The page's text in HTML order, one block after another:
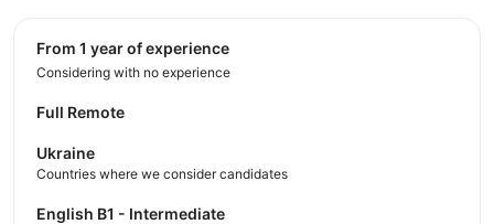
from 1 year of experience
Considering with no experience
Full Remote
Ukraine
Countries where we consider candidates
English B1 - Intermediate